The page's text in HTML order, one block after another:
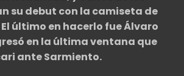
su debut con la camiseta de
último en hacerlo fue Álvaro
en la última ventana que
ante Sarmiento.